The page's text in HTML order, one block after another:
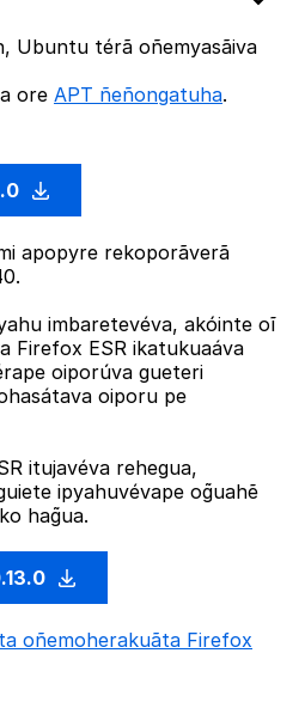
Ubuntu térã oñemyasãiva
ore APT ñeñongatuha.
apopyre rekoporãverã
imbaretevéva, akóinte oĩ
Firefox ESR ikatukuaáva
oiporúva gueteri
oiporu pe
itujavéva rehegua,
ipyahuvévape og̃uahẽ
hag̃ua.
oñemoherakuãta Firefox